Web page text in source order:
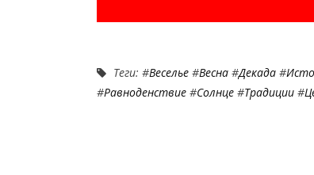
Теги: #Веселье #Весна #Декада #
#Равноденствие #Солнце #Традиции #